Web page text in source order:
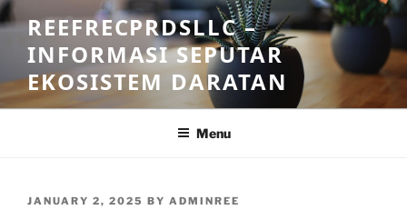
Skip
to
content
REEFRECPRDSLLC –
INFORMASI SEPUTAR
EKOSISTEM DARATAN
Menu
POSTED
JANUARY 2, 2025 BY ADMINREE